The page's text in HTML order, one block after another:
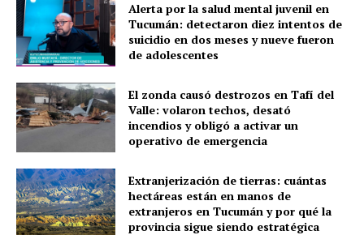
Alerta por la salud mental juvenil en
Tucumán: detectaron diez intentos de
suicidio en dos meses y nueve fueron
de adolescentes
El zonda causó destrozos en Tafí del
Valle: volaron techos, desató
incendios y obligó a activar un
operativo de emergencia
Extranjerización de tierras: cuántas
hectáreas están en manos de
extranjeros en Tucumán y por qué la
provincia sigue siendo estratégica